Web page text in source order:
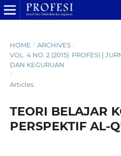
HOME / ARCHIVES /
VOL. 4 NO. 2 (2015): PROFESI |
DAN KEGURUAN
/
Articles
TEORI BELAJAR
PERSPEKTIF AL-